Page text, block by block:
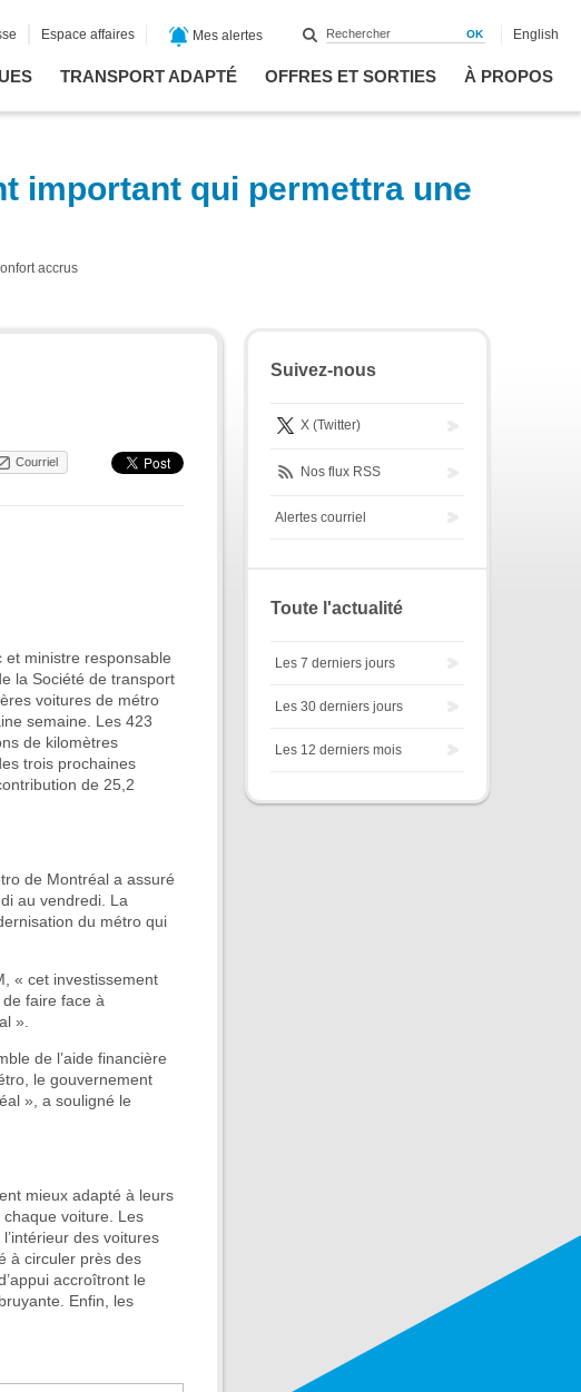
TRANSPORT ADAPTÉ OFFRES ET SORTIES À PROPOS
Espace affaires Mes alertes English
important qui permettra une
accrus
Courriel
ministre responsable
la Société de transport
voitures de métro
semaine. Les 423
de kilomètres
trois prochaines
de 25,2
de Montréal a assuré
au vendredi. La
du métro qui
« cet investissement
faire face à
».
de l’aide financière
le gouvernement
», a souligné le
mieux adapté à leurs
voiture. Les
des voitures
à circuler près des
accroîtront le
Enfin, les
Suivez-nous
X (Twitter)
Nos flux RSS
Alertes courriel
Toute l'actualité
Les 7 derniers jours
Les 30 derniers jours
Les 12 derniers mois